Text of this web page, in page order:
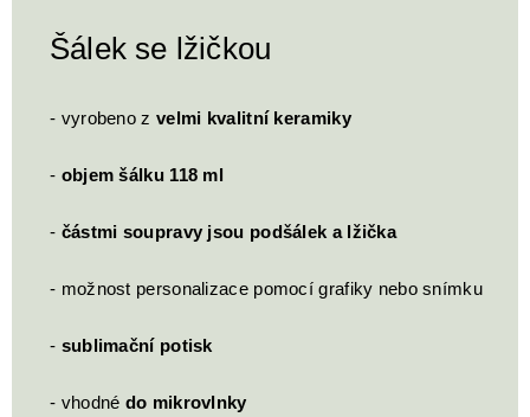
Šálek se lžičkou
- vyrobeno z velmi kvalitní keramiky
- objem šálku 118 ml
- částmi soupravy jsou podšálek a lžička
- možnost personalizace pomocí grafiky nebo snímku
- sublimační potisk
- vhodné do mikrovlnky